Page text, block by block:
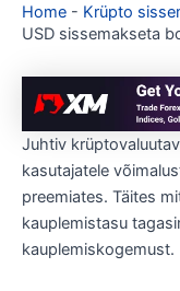
Home - Krüpto
USD sissemakseta
Juhtiv
kasutajatele
preemiates. Täites
kauplemistasu
kauplemiskogemust.